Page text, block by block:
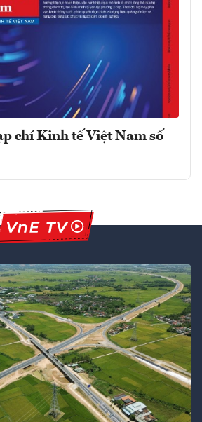
chí Kinh tế Việt Nam số